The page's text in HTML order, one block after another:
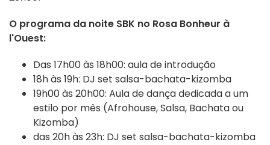
O programa da noite SBK no Rosa Bonheur à
l'Ouest:
Das 17h00 às 18h00: aula de introdução
18h às 19h: DJ set salsa-bachata-kizomba
19h00 às 20h00: Aula de dança dedicada a um
estilo por mês (Afrohouse, Salsa, Bachata ou
Kizomba)
das 20h às 23h: DJ set salsa-bachata-kizomba